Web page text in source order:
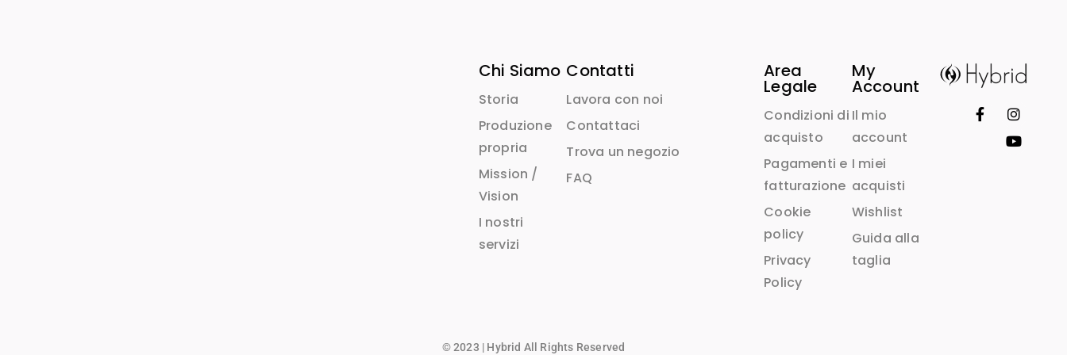
Chi Siamo
Storia
Produzione
propria
Mission /
Vision
I nostri
servizi
Contatti
Lavora con noi
Contattaci
Trova un negozio
FAQ
Area
Legale
Condizioni di
acquisto
Pagamenti e
fatturazione
Cookie
policy
Privacy
Policy
My
Account
Il mio
account
I miei
acquisti
Wishlist
Guida alla
taglia
© 2023 | Hybrid All Rights Reserved